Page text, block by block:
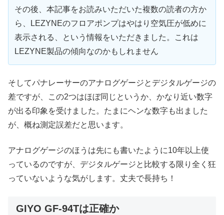
その後、本記事をお読みいただいた複数の読者の方か
ら、LEZYNEのフロアポンプはやはり空気圧が低めに
表示される、という情報をいただきました。これは
LEZYNE製品の傾向なのかもしれません
そしてパナレーサーのアナログゲージとデジタルゲージの
差ですが、この2つはほぼ同じというか、かなり近い数字
が出る印象を受けました。たまにヘンな数字も出ました
が、概ね測定誤差だと思います。
アナログゲージのほうは先にも書いたように10年以上使
っているのですが、デジタルゲージと比較する限り全く狂
っていないような気がします。丈夫で長持ち！
GIYO GF-94Tは正確か